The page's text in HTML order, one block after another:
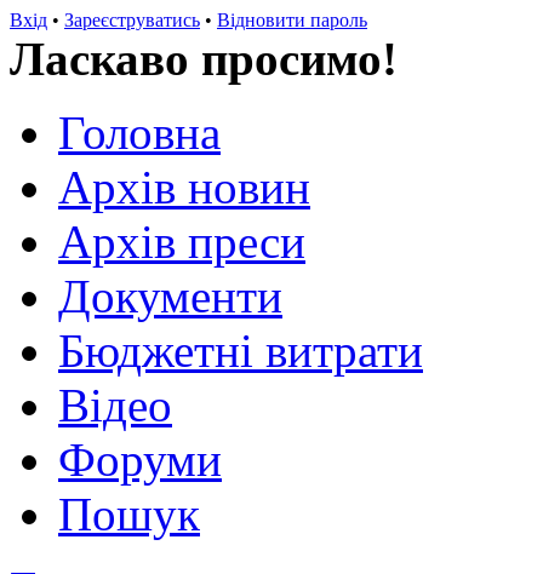
Вхід • Зареєструватись • Відновити пароль
Ласкаво просимо!
Головна
Архів новин
Архів преси
Документи
Бюджетні витрати
Відео
Форуми
Пошук